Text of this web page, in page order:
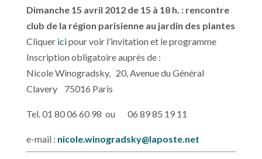
Dimanche 15 avril 2012 de 15 à 18 h. : rencontre
club de la région parisienne au jardin des plantes
Cliquer icipour voir l’invitation et le programme
Inscription obligatoire auprès de :
Nicole Winogradsky, 20, Avenue du Général
Clavery 75016 Paris
Tel. 01 80 06 60 98 ou 06 89 85 19 11
e-mail : nicole.winogradsky@laposte.net